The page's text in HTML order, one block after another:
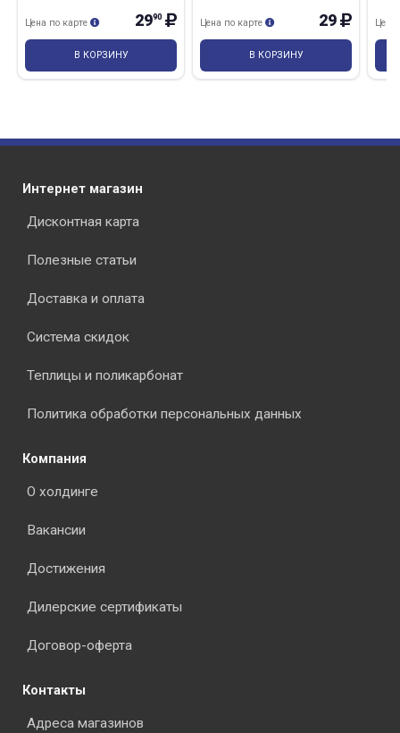
2990
Цена по карте
В КОРЗИНУ
29
Цена по карте
В КОРЗИНУ
Цена
Интернет магазин
Дисконтная карта
Полезные статьи
Доставка и оплата
Система скидок
Теплицы и поликарбонат
Политика обработки персональных данных
Компания
О холдинге
Вакансии
Достижения
Дилерские сертификаты
Договор-оферта
Контакты
Адреса магазинов